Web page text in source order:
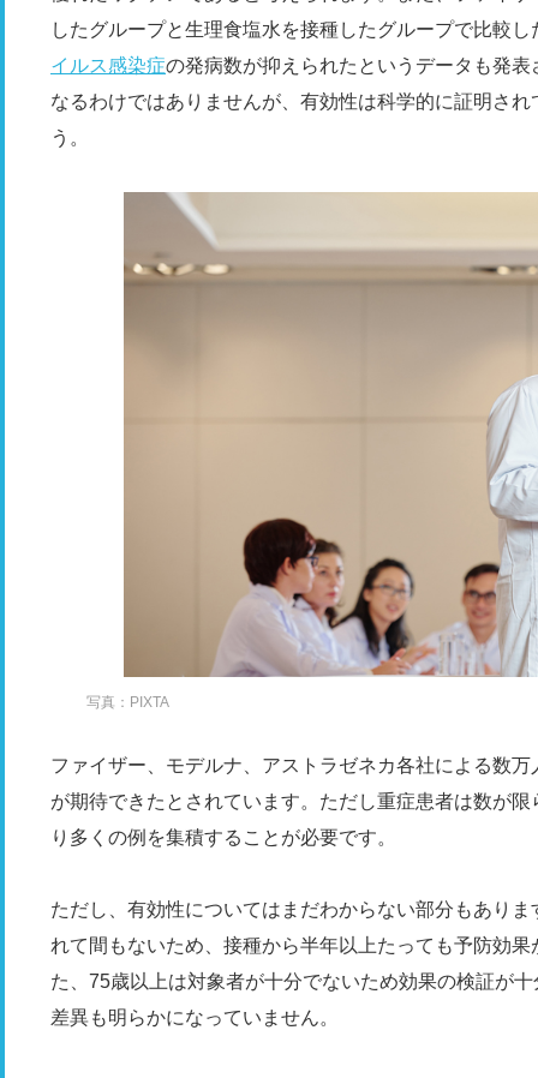
したグループと生理食塩水を接種したグループで比較
イルス感染症の発病数が抑えられたというデータも発
なるわけではありませんが、有効性は科学的に証明さ
う。
写真：PIXTA
ファイザー、モデルナ、アストラゼネカ各社による数万
が期待できたとされています。ただし重症患者は数が
り多くの例を集積することが必要です。
ただし、有効性についてはまだわからない部分もあり
れて間もないため、接種から半年以上たっても予防効
た、75歳以上は対象者が十分でないため効果の検証が
差異も明らかになっていません。